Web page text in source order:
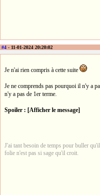
#4 - 11-01-2024 20:20:02
Je n'ai rien compris à cette suite
Je ne comprends pas pourquoi il n'y a
n'y a pas de 1er terme.
Spoiler : [Afficher le message]
J'ai tant besoin de temps pour buller
folie n'est pas si sage qu'il croit.